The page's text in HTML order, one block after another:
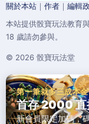
關於本站 ｜ 作者 ｜ 編輯
本站提供骰寶玩法教育
18 歲請勿參與。
© 2026 骰寶玩法堂
第一筆就多三成本金
首存 2000
新會員限定加碼，